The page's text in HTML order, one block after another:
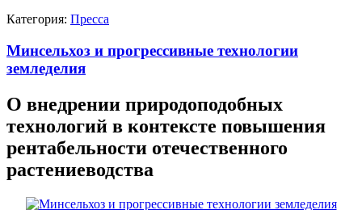
Категория: Пресса
Минсельхоз и прогрессивные технологии
земледелия
О внедрении природоподобных
технологий в контексте повышения
рентабельности отечественного
растениеводства